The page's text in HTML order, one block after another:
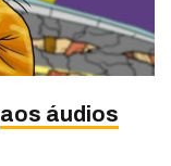
aos áudios